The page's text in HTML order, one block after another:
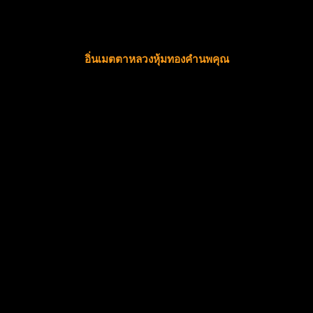
อิ่นเมตตาหลวงหุ้มทองคำนพคุณ